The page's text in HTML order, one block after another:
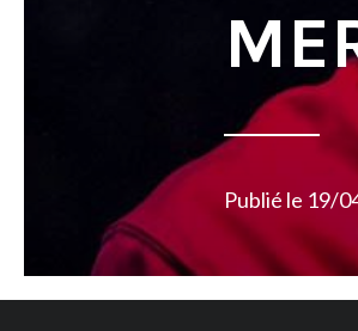
Publié le 19/